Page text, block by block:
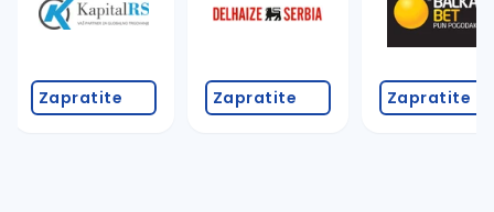
Zapratite Zapratite Zapratite